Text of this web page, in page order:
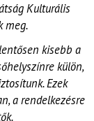
Kulturális
meg.
kisebb a
külön,
Ezek
a rendelkezésre